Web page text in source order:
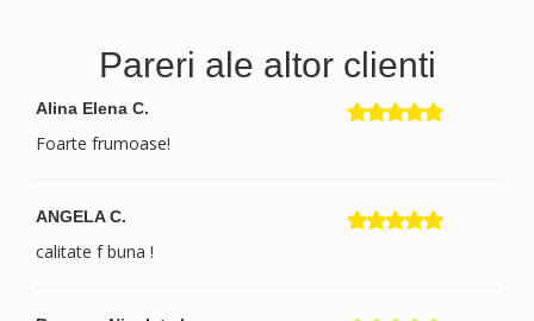
Pareri ale altor clienti
Alina Elena C.
Foarte frumoase!
ANGELA C.
calitate f buna !